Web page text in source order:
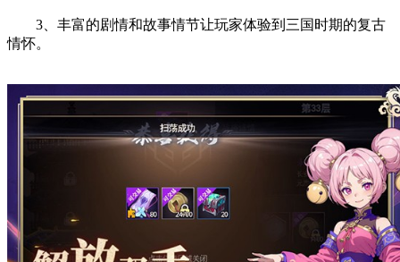
3、丰富的剧情和故事情节让玩家体验到三国时期的复古
情怀。